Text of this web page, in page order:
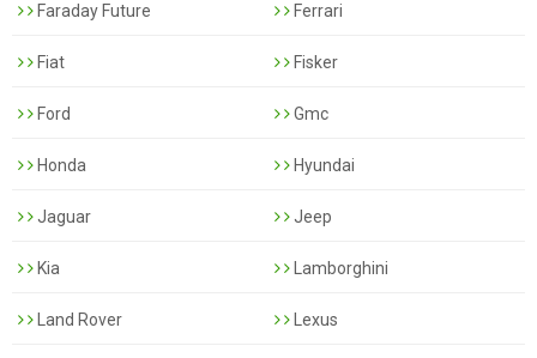
Faraday Future Ferrari
Fiat Fisker
Ford Gmc
Honda Hyundai
Jaguar Jeep
Kia Lamborghini
Land Rover Lexus